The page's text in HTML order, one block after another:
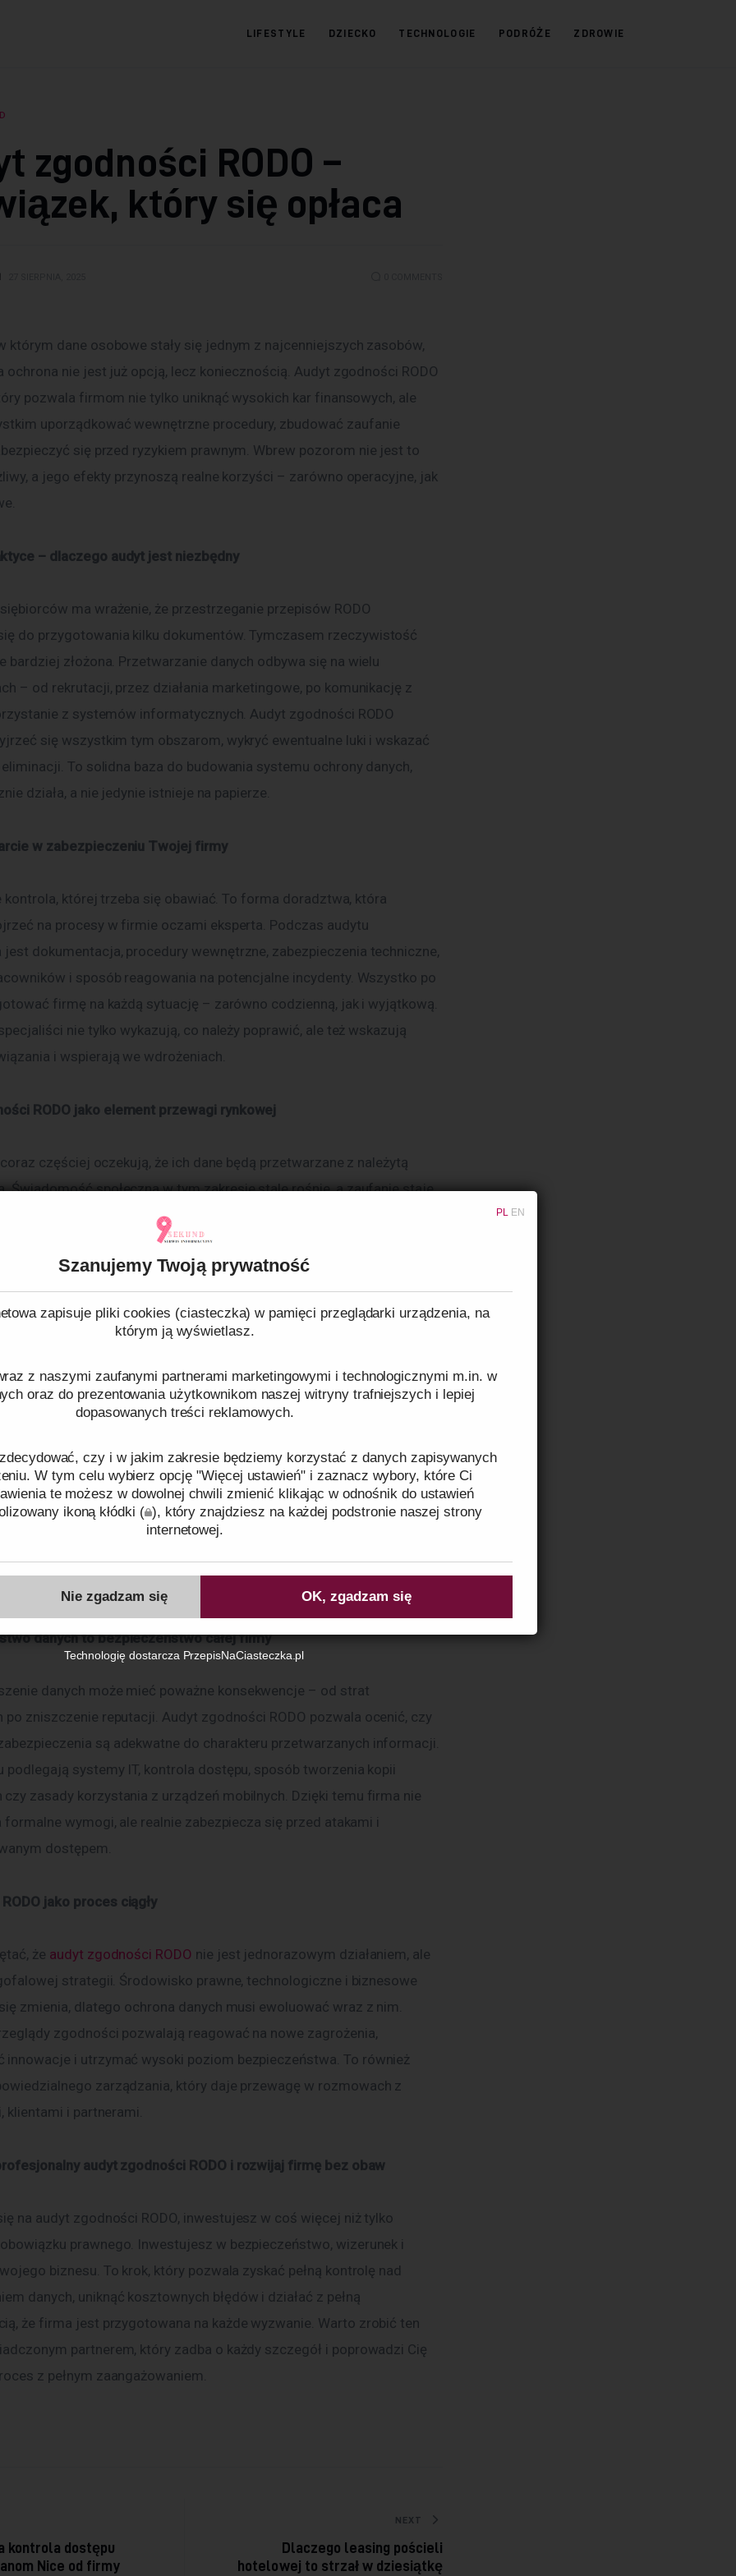
PL EN
Szanujemy Twoją prywatność
zapisuje pliki cookies (ciasteczka) w pamięci przeglądarki urządzenia, na
którym ją wyświetlasz.
z naszymi zaufanymi partnerami marketingowymi i technologicznymi m.in. w
oraz do prezentowania użytkownikom naszej witryny trafniejszych i lepiej
dopasowanych treści reklamowych.
czy i w jakim zakresie będziemy korzystać z danych zapisywanych
W tym celu wybierz opcję "Więcej ustawień" i zaznacz wybory, które Ci
te możesz w dowolnej chwili zmienić klikając w odnośnik do ustawień
ikoną kłódki ( ), który znajdziesz na każdej podstronie naszej strony
internetowej.
cookies oraz tego, w jaki sposób przetwarzamy dane przeczytasz wInformacji
o plikach cookiesoraz naszej Polityce prywatności.
Identyfikator zgody:ID37549260809095312
Nie zgadzam się OK, zgadzam się
Technologię dostarcza PrzepisNaCiasteczka.pl
LIFESTYLE DZIECKO TECHNOLOGIE PODRÓŻE ZDROWIE
zgodności RODO –
który się opłaca
którym dane osobowe stały się jednym z najcenniejszych zasobów,
ochrona nie jest już opcją, lecz koniecznością. Audyt zgodności RODO
pozwala firmom nie tylko uniknąć wysokich kar finansowych, ale
uporządkować wewnętrzne procedury, zbudować zaufanie
się przed ryzykiem prawnym. Wbrew pozorom nie jest to
a jego efekty przynoszą realne korzyści – zarówno operacyjne, jak
– dlaczego audyt jest niezbędny
do przygotowania kilku dokumentów. Tymczasem rzeczywistość
bardziej złożona. Przetwarzanie danych odbywa się na wielu
– od rekrutacji, przez działania marketingowe, po komunikację z
z systemów informatycznych. Audyt zgodności RODO
się wszystkim tym obszarom, wykryć ewentualne luki i wskazać
To solidna baza do budowania systemu ochrony danych,
działa, a nie jedynie istnieje na papierze.
w zabezpieczeniu Twojej firmy
na procesy w firmie oczami eksperta. Podczas audytu
jest dokumentacja, procedury wewnętrzne, zabezpieczenia techniczne,
i sposób reagowania na potencjalne incydenty. Wszystko po
firmę na każdą sytuację – zarówno codzienną, jak i wyjątkową.
nie tylko wykazują, co należy poprawić, ale też wskazują
i wspierają we wdrożeniach.
RODO jako element przewagi rynkowej
Świadomość społeczna w tym zakresie stale rośnie, a zaufanie staje
decyduje o sukcesie firmy. Audyt zgodności RODO pomaga
wizerunek marki, która działa w sposób przejrzysty i
Co więcej, udokumentowanie zgodności z przepisami może być
partnerów biznesowych, zwłaszcza w przypadku współpracy z
lub administracją publiczną.
optymalizacja i lepsza organizacja pracy
na efektywność działania firmy. Uporządkowanie procedur, lepsze
skuteczniejsze reagowanie na zapytania osób, których
– to wszystko sprawia, że organizacja działa sprawniej i
Często okazuje się, że w ramach audytu możliwe jest również
zbędnych lub powielających się procesów, co daje przestrzeń do
danych to bezpieczeństwo całej firmy
po zniszczenie reputacji. Audyt zgodności RODO pozwala ocenić, czy
są adekwatne do charakteru przetwarzanych informacji.
podlegają systemy IT, kontrola dostępu, sposób tworzenia kopii
czy zasady korzystania z urządzeń mobilnych. Dzięki temu firma nie
formalne wymogi, ale realnie zabezpiecza się przed atakami i
dostępem.
jako proces ciągły
że audyt zgodności RODO nie jest jednorazowym działaniem, ale
strategii. Środowisko prawne, technologiczne i biznesowe
zmienia, dlatego ochrona danych musi ewoluować wraz z nim.
zgodności pozwalają reagować na nowe zagrożenia,
innowacje i utrzymać wysoki poziom bezpieczeństwa. To również
zarządzania, który daje przewagę w rozmowach z
klientami i partnerami.
audyt zgodności RODO i rozwijaj firmę bez obaw
obowiązku prawnego. Inwestujesz w bezpieczeństwo, wizerunek i
biznesu. To krok, który pozwala zyskać pełną kontrolę nad
danych, uniknąć kosztownych błędów i działać z pełną
że firma jest przygotowana na każde wyzwanie. Warto zrobić ten
partnerem, który zadba o każdy szczegół i poprowadzi Cię
z pełnym zaangażowaniem.
wpisu
kontrola dostępu
Nice od firmy
NEXT
Dlaczego leasing pościeli
hotelowej to strzał w dziesiątkę